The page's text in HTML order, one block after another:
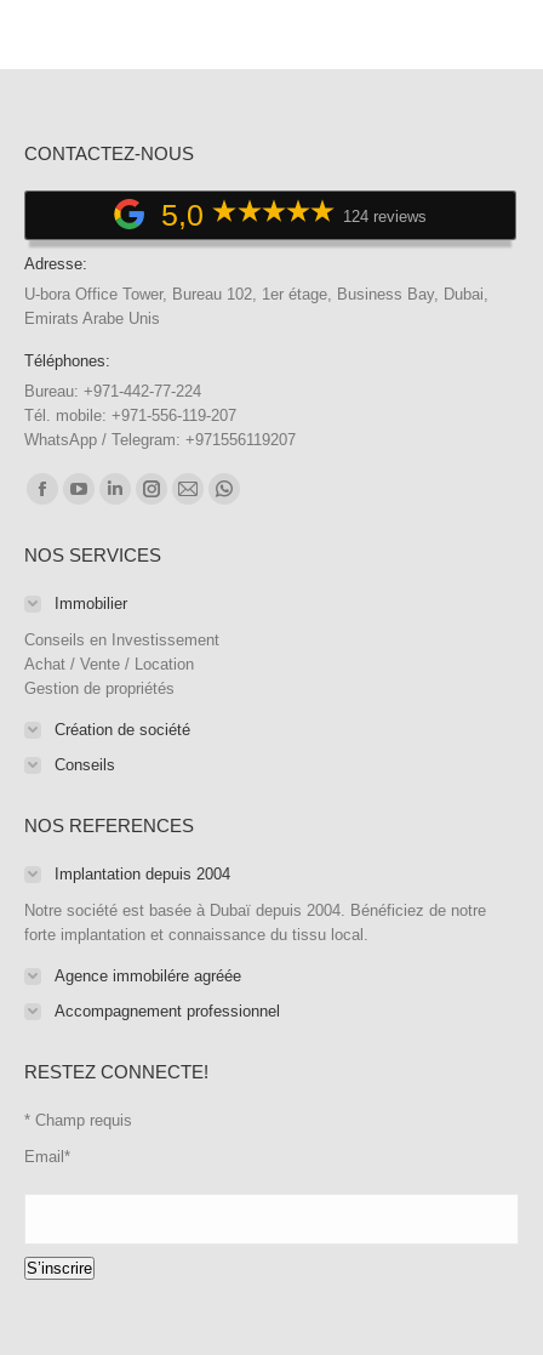
CONTACTEZ-NOUS
5,0 124 reviews
Adresse:
U-bora Office Tower, Bureau 102, 1er étage, Business Bay, Dubai,
Emirats Arabe Unis
Téléphones:
Bureau: +971-442-77-224
Tél. mobile: +971-556-119-207
WhatsApp / Telegram: +971556119207
Trouvez nous sur :
Facebook
opens
window
opens
in
window
LinkedIn
opens
in
window
Instagram
opens
window
E-
new
WhatsApp
NOS SERVICES
Immobilier
Conseils en Investissement
Achat / Vente / Location
Gestion de propriétés
Création de société
Conseils
NOS REFERENCES
Implantation depuis 2004
Notre société est basée à Dubaï depuis 2004. Bénéficiez de notre
forte implantation et connaissance du tissu local.
Agence immobilére agréée
Accompagnement professionnel
RESTEZ CONNECTE!
* Champ requis
Email *
S’inscrire